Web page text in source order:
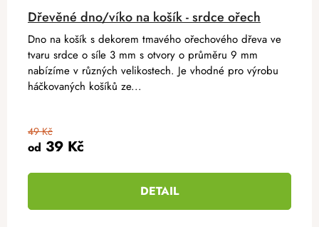
Dřevěné dno/víko na košík - srdce ořech
od 39 Kč
49 Kč
DETAIL
Dno na košík s dekorem tmavého ořechového dřeva ve
tvaru srdce o síle 3 mm s otvory o průměru 9 mm
nabízíme v různých velikostech. Je vhodné pro výrobu
háčkovaných košíků ze...